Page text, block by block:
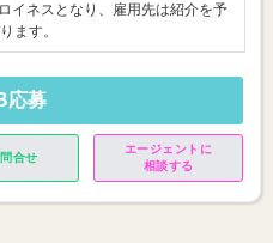
イネスとなり、雇用先は紹介を予
ます。
応募
合せ
エージェントに
相談する